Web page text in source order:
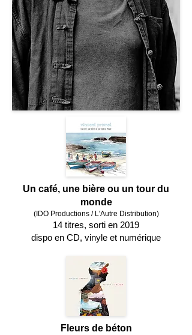
Un café, une bière ou un tour du
monde
(IDO Productions / L'Autre Distribution)
14 titres, sorti en 2019
dispo en CD, vinyle et numérique
Fleurs de béton